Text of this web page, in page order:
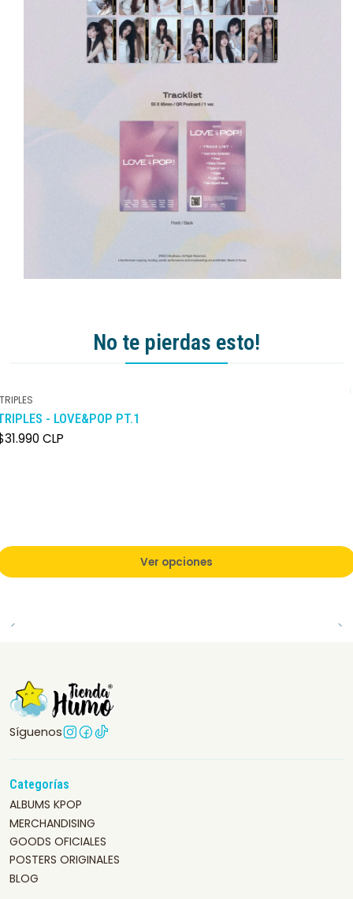
No te pierdas esto!
TRIPLES
- LOVE&POP PT.1
CLP
Ver opciones
Síguenos
Categorías
ALBUMS KPOP
MERCHANDISING
GOODS OFICIALES
POSTERS ORIGINALES
BLOG